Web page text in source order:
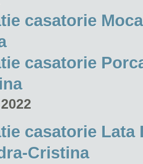
casatorie
casatorie
casatorie Lata
Cristina